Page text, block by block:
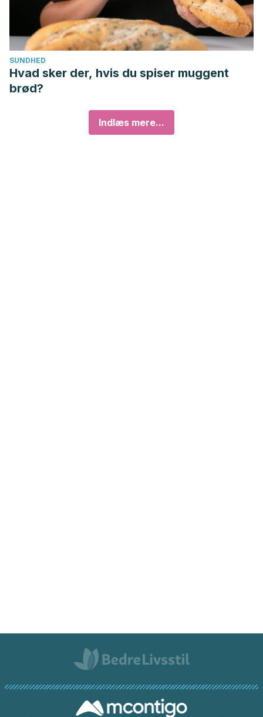
SUNDHED
Hvad sker der, hvis du spiser muggent
brød?
Indlæs mere...